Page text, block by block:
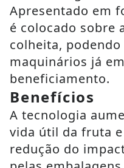
Apresentado em
é colocado sobre
colheita,
maquinários já
beneficiamento.
Benefícios
A tecnologia
vida útil da fruta
redução do